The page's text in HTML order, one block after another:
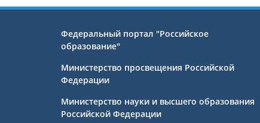
Федеральный портал "Российское
образование"
Министерство просвещения Российской
Федерации
Министерство науки и высшего образования
Российской Федерации